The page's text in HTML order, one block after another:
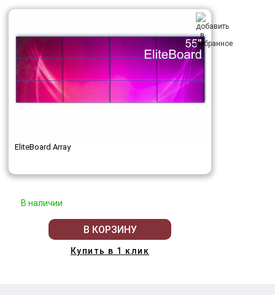
EliteBoard Array
В наличии
В КОРЗИНУ
Купить в 1 клик